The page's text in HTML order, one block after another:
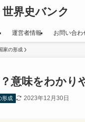
世界史バンク
運営者情報 お問い合わ
家の形成
意味をわかり
形成 2023年12月30日